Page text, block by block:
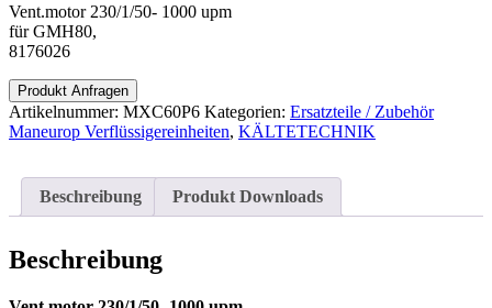
Vent.motor 230/1/50- 1000 upm
für GMH80,
8176026
Produkt Anfragen
Artikelnummer: MXC60P6 Kategorien: Ersatzteile / Zubehör
Maneurop Verflüssigereinheiten, KÄLTETECHNIK
Beschreibung Produkt Downloads
Beschreibung